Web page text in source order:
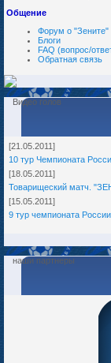
Общение
Форум о "Зените"
Блоги
FAQ (вопрос/
Обратная связь
Видео голов
[21.05.2011]
10 тур Чемпионата
[18.05.2011]
Товарищеский матч.
[15.05.2011]
9 тур чемпионата
наши партнеры